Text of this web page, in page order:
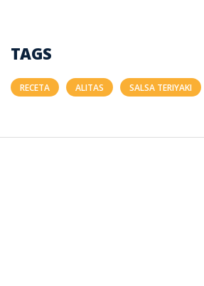
TAGS
RECETA ALITAS SALSA TERIYAKI